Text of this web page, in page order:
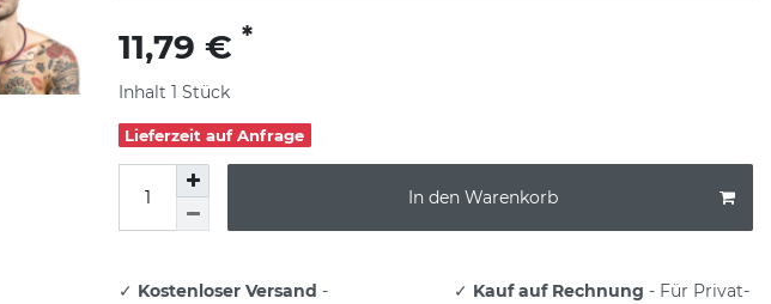
11,79 € *
Inhalt 1 Stück
Lieferzeit auf Anfrage
In den Warenkorb
✓ Kostenloser Versand -
✓ Kauf auf Rechnung - Für Privat-